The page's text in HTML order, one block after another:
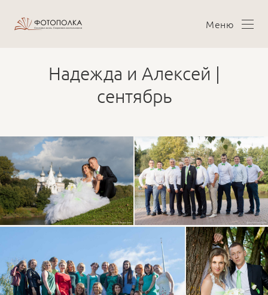
Меню
Надежда и Алексей |
сентябрь